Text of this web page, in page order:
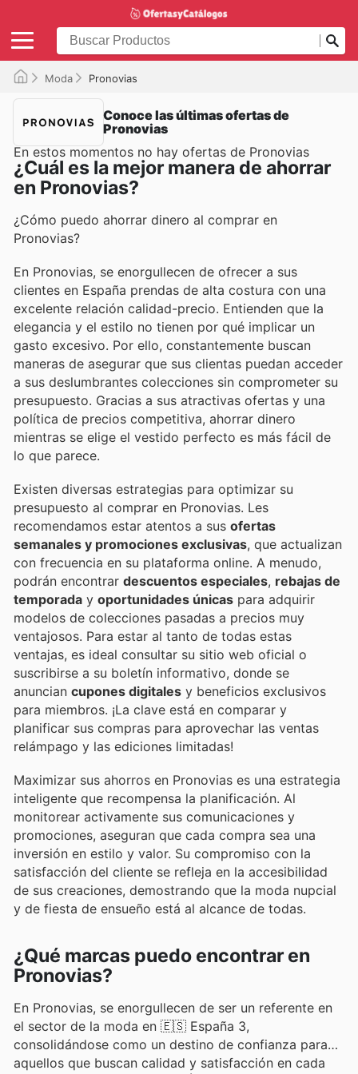
Moda Pronovias
Conoce las últimas ofertas de
Pronovias
En estos momentos no hay ofertas de Pronovias
¿Cuál es la mejor manera de ahorrar
en Pronovias?
¿Cómo puedo ahorrar dinero al comprar en
Pronovias?
En Pronovias, se enorgullecen de ofrecer a sus
clientes en España prendas de alta costura con una
excelente relación calidad-precio. Entienden que la
elegancia y el estilo no tienen por qué implicar un
gasto excesivo. Por ello, constantemente buscan
maneras de asegurar que sus clientas puedan acceder
a sus deslumbrantes colecciones sin comprometer su
presupuesto. Gracias a sus atractivas ofertas y una
política de precios competitiva, ahorrar dinero
mientras se elige el vestido perfecto es más fácil de
lo que parece.
Existen diversas estrategias para optimizar su
presupuesto al comprar en Pronovias. Les
recomendamos estar atentos a sus ofertas
semanales y promociones exclusivas, que actualizan
con frecuencia en su plataforma online. A menudo,
podrán encontrar descuentos especiales, rebajas de
temporada y oportunidades únicas para adquirir
modelos de colecciones pasadas a precios muy
ventajosos. Para estar al tanto de todas estas
ventajas, es ideal consultar su sitio web oficial o
suscribirse a su boletín informativo, donde se
anuncian cupones digitales y beneficios exclusivos
para miembros. ¡La clave está en comparar y
planificar sus compras para aprovechar las ventas
relámpago y las ediciones limitadas!
Maximizar sus ahorros en Pronovias es una estrategia
inteligente que recompensa la planificación. Al
monitorear activamente sus comunicaciones y
promociones, aseguran que cada compra sea una
inversión en estilo y valor. Su compromiso con la
satisfacción del cliente se refleja en la accesibilidad
de sus creaciones, demostrando que la moda nupcial
y de fiesta de ensueño está al alcance de todas.
¿Qué marcas puedo encontrar en
Pronovias?
En Pronovias, se enorgullecen de ser un referente en
el sector de la moda en 🇪🇸 España 3,
consolidándose como un destino de confianza para
aquellos que buscan calidad y satisfacción en cada